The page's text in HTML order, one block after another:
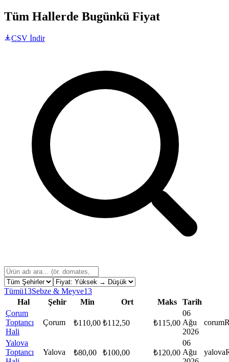
Tüm Hallerde Bugünkü Fiyat
CSV İndir
Tümü13Sebze & Meyve13
Hal
Şehir Min Ort Maks
Tarih
Çorum
Toptancı
Hali
Çorum ₺110,00 ₺112,50 ₺115,00
06
Ağu
2026
corum
Yalova
Toptancı
Yalova ₺80,00 ₺100,00 ₺120,00
06
Ağu
yalova